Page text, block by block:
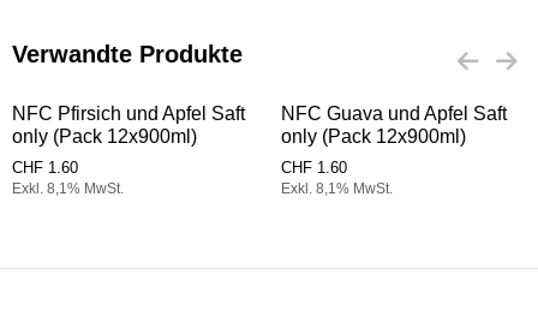
Verwandte Produkte
NFC Pfirsich und Apfel Saft
only (Pack 12x900ml)
CHF 1.60
Exkl. 8,1% MwSt.
NFC Guava und Apfel Saft
only (Pack 12x900ml)
CHF 1.60
Exkl. 8,1% MwSt.